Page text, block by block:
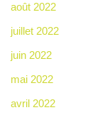
août 2022
juillet 2022
juin 2022
mai 2022
avril 2022